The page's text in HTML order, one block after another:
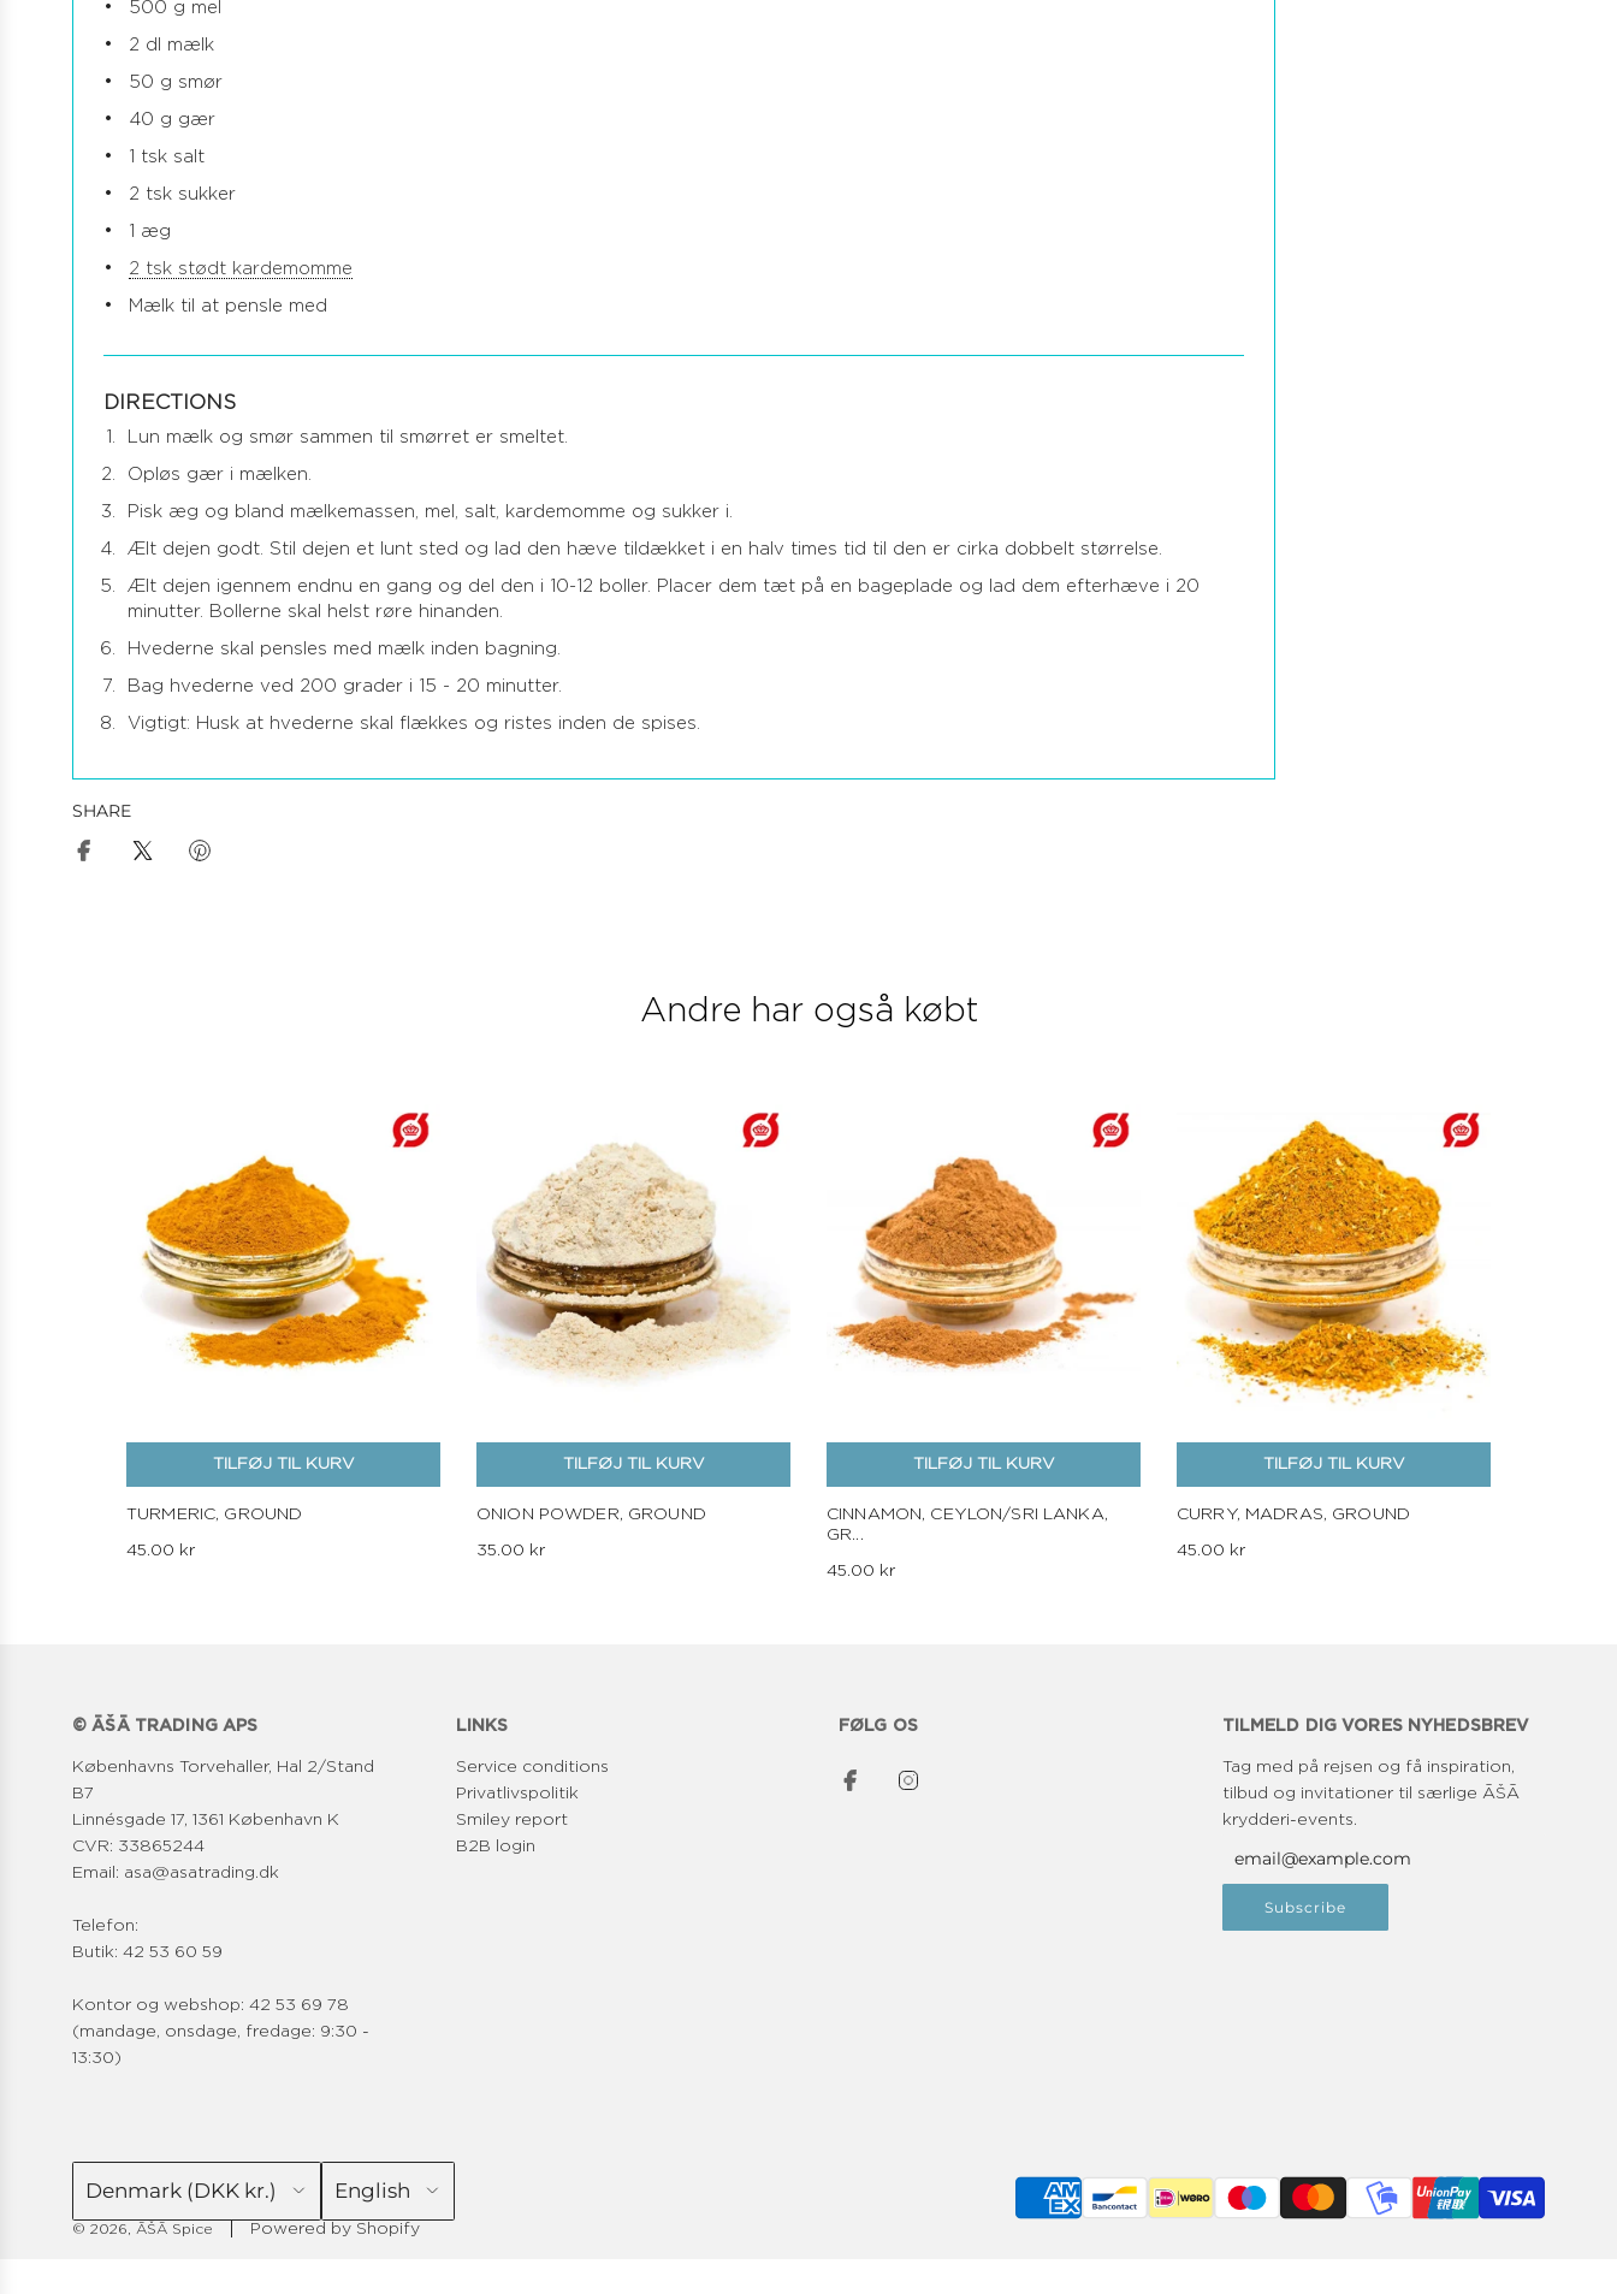
500 g mel
2 dl mælk
50 g smør
40 g gær
1 tsk salt
2 tsk sukker
1 æg
2 tsk stødt kardemomme
Mælk til at pensle med
DIRECTIONS
Lun mælk og smør sammen til smørret er smeltet.
Opløs gær i mælken.
Pisk æg og bland mælkemassen, mel, salt, kardemomme og sukker i.
Ælt dejen godt. Stil dejen et lunt sted og lad den hæve tildækket i en halv times tid til den er cirka dobbelt størrelse.
Ælt dejen igennem endnu en gang og del den i 10-12 boller. Placer dem tæt på en bageplade og lad dem efterhæve i 20
minutter. Bollerne skal helst røre hinanden.
Hvederne skal pensles med mælk inden bagning.
Bag hvederne ved 200 grader i 15 - 20 minutter.
Vigtigt: Husk at hvederne skal flækkes og ristes inden de spises.
SHARE
Andre har også købt
TILFØJ TIL KURV
TURMERIC, GROUND
45.00 kr
TILFØJ TIL KURV
ONION POWDER, GROUND
35.00 kr
TILFØJ TIL KURV
CINNAMON, CEYLON/SRI LANKA,
GR...
45.00 kr
TILFØJ TIL KURV
CURRY, MADRAS, GROUND
45.00 kr
© ĀŠĀ TRADING APS
Københavns Torvehaller, Hal 2/Stand
B7
Linnésgade 17, 1361 København K
CVR: 33865244
Email: asa@asatrading.dk
Telefon:
Butik: 42 53 60 59
Kontor og webshop: 42 53 69 78
(mandage, onsdage, fredage: 9:30 -
13:30)
LINKS
Service conditions
Privatlivspolitik
Smiley report
B2B login
FØLG OS TILMELD DIG VORES NYHEDSBREV
Tag med på rejsen og få inspiration,
tilbud og invitationer til særlige ĀŠĀ
krydderi-events.
Subscribe
Denmark (DKK kr.) English
© 2026, ĀŠĀ Spice Powered by Shopify